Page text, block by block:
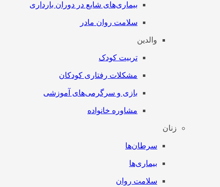
بیماری‌های شایع در دوران بارداری
سلامت روان مادر
والدین
تربیت کودک
مشکلات رفتاری کودکان
بازی و سرگرمی‌های آموزشی
مشاوره خانواده
زنان
سرطان‌‌ها
بیماری‌ها
سلامت روان